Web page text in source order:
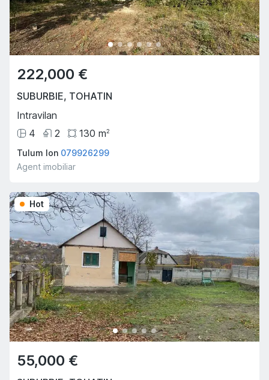
222,000 €
SUBURBIE, TOHATIN
Intravilan
4
2 130 m2
Tulum Ion 079926299
Agent imobiliar
Hot
55,000 €